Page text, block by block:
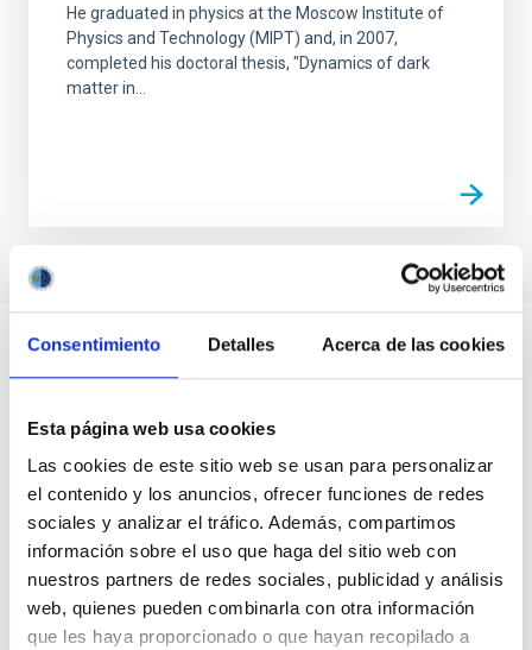
Consentimiento Detalles Acerca de las cookies
Esta página web usa cookies
Las cookies de este sitio web se usan para personalizar
el contenido y los anuncios, ofrecer funciones de redes
sociales y analizar el tráfico. Además, compartimos
información sobre el uso que haga del sitio web con
nuestros partners de redes sociales, publicidad y análisis
web, quienes pueden combinarla con otra información
que les haya proporcionado o que hayan recopilado a
He graduated in physics at the Moscow Institute of
Physics and Technology (MIPT) and, in 2007,
completed his doctoral thesis, "Dynamics of dark
matter in...